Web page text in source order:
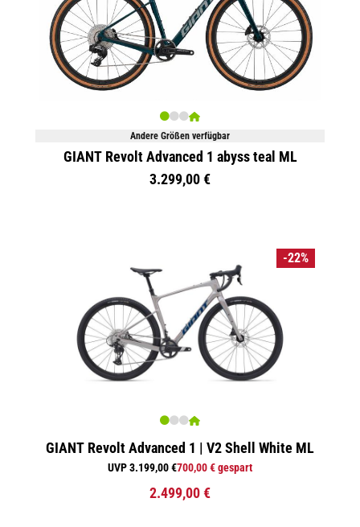
Andere Größen verfügbar
GIANT Revolt Advanced 1 abyss teal ML
3.299,00 €
-22%
GIANT Revolt Advanced 1 | V2 Shell White ML
UVP 3.199,00 €700,00 € gespart
2.499,00 €